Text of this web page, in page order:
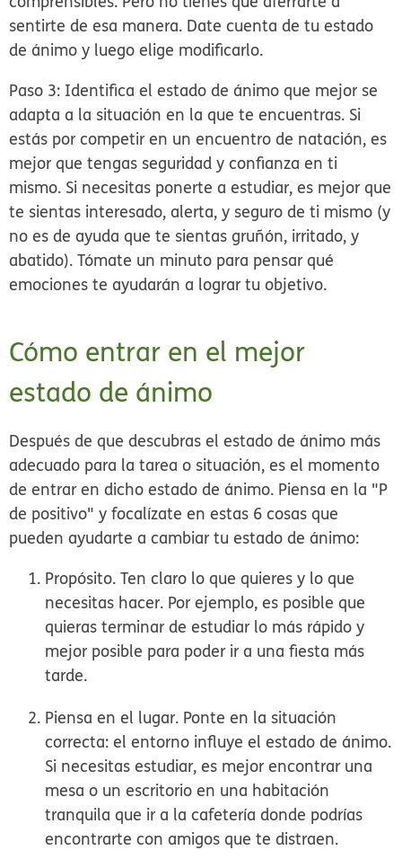
sentirte de esa manera. Date cuenta de tu estado
de ánimo y luego elige modificarlo.
Paso 3: Identifica el estado de ánimo que mejor se
adapta a la situación en la que te encuentras. Si
estás por competir en un encuentro de natación, es
mejor que tengas seguridad y confianza en ti
mismo. Si necesitas ponerte a estudiar, es mejor que
te sientas interesado, alerta, y seguro de ti mismo (y
no es de ayuda que te sientas gruñón, irritado, y
abatido). Tómate un minuto para pensar qué
emociones te ayudarán a lograr tu objetivo.
Cómo entrar en el mejor
estado de ánimo
Después de que descubras el estado de ánimo más
adecuado para la tarea o situación, es el momento
de entrar en dicho estado de ánimo. Piensa en la "P
de positivo" y focalízate en estas 6 cosas que
pueden ayudarte a cambiar tu estado de ánimo:
Propósito. Ten claro lo que quieres y lo que
necesitas hacer. Por ejemplo, es posible que
quieras terminar de estudiar lo más rápido y
mejor posible para poder ir a una fiesta más
tarde.
Piensa en el lugar. Ponte en la situación
correcta: el entorno influye el estado de ánimo.
Si necesitas estudiar, es mejor encontrar una
mesa o un escritorio en una habitación
tranquila que ir a la cafetería donde podrías
encontrarte con amigos que te distraen.